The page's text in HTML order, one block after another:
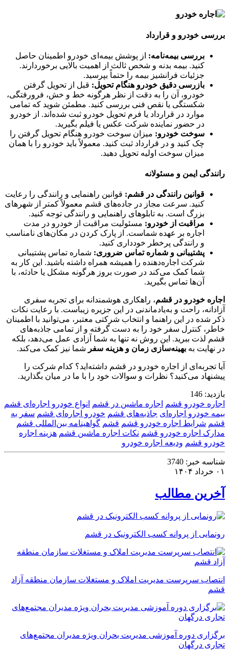
بررسی خودرو و قرارداد
بررسی بیمه‌نامه: از پوشش بیمه‌ای خودرو اطمینان حاصل
کنید. بیمه بدنه و شخص ثالث از اهمیت بالایی برخوردارند.
جزئیات فرانشیز بیمه را حتماً بپرسید.
بازرسی دقیق خودرو هنگام تحویل: قبل از تحویل گرفتن
خودرو، آن را به دقت از نظر هرگونه خط و خش، فرورفتگی،
شکستگی یا نقص فنی بررسی کنید. مطمئن شوید که تمامی
موارد در قرارداد یا فرم تحویل خودرو ثبت شده‌اند. از خودرو
در حضور نماینده شرکت عکس یا فیلم بگیرید.
سوخت خودرو: میزان سوخت خودرو هنگام تحویل گرفتن را
چک کنید و در قرارداد ثبت کنید. معمولاً باید خودرو را با همان
میزان سوخت اولیه تحویل دهید.
رانندگی ایمن و مسئولانه
قوانین رانندگی در قشم: قوانین راهنمایی و رانندگی را رعایت
کنید. سرعت مجاز در جاده‌های قشم معمولاً کمتر از شهرهای
بزرگ است. به تابلوهای راهنمایی و رانندگی توجه کنید.
مراقبت از خودرو: مسئولیت مراقبت از خودرو در مدت
اجاره بر عهده شماست. از پارک کردن در مکان‌های نامناسب
و رانندگی پرخطر خودداری کنید.
پشتیبانی و شماره تماس ضروری: شماره تماس پشتیبانی
شرکت اجاره‌دهنده را همیشه همراه داشته باشید. این کار به
شما کمک می‌کند در صورت بروز هرگونه مشکل یا حادثه، با
آن‌ها تماس بگیرید.
اجاره خودرو در قشم، راهکاری هوشمندانه برای تجربه سفری
آزادانه، راحت و به‌یادماندنی در این جزیره زیباست. با رعایت نکات
ذکر شده در این راهنما و انتخاب شرکتی معتبر، می‌توانید با اطمینان
خاطر، کنترل سفر خود را به دست گرفته و از تمامی جاذبه‌های
قشم لذت ببرید. این روش نه تنها به شما آزادی عمل می‌دهد، بلکه
در نهایت به بهینه‌سازی زمان و هزینه سفر شما نیز کمک می‌کند.
آیا تجربه‌ای از اجاره خودرو در قشم داشته‌اید؟ کدام شرکت را
پیشنهاد می‌کنید؟ نظرات و سوالات خود را با ما در میان بگذارید.
بازدید: 146
اجاره خودرو قشم
اجاره ماشین در قشم
انواع خودرو اجاره‌ای قشم
بیمه خودرو اجاره‌ای جاذبه‌های قشم خودرو اجاره‌ای قشم سفر به
قشم شرایط اجاره خودرو قشم قشم گواهینامه بین‌المللی قشم
مدارک اجاره خودرو قشم نکات اجاره ماشین قشم هزینه اجاره
خودرو قشم ودیعه اجاره خودرو
شناسه خبر:
۰۱ خرداد ۱۴۰۴
آخرین مطالب
رونمایی از پروانه کسب الکترونیک در قشم
انتصاب سرپرست مدیریت املاک و مستغلات سازمان منطقه آزاد
قشم
برگزاری دوره آموزشی مدیریت بحران ویژه مدیران مجتمع‌های
تجاری درگهان